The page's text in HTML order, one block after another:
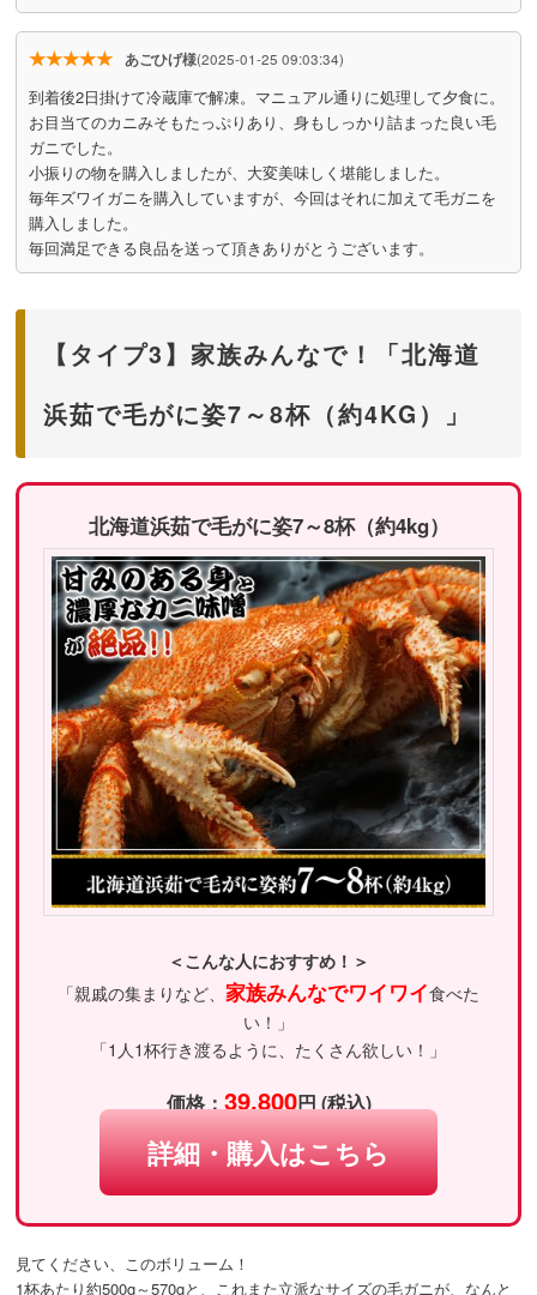
★★★★★ あごひげ様(2025-01-25 09:03:34)
到着後2日掛けて冷蔵庫で解凍。マニュアル通りに処理して夕食に。
お目当てのカニみそもたっぷりあり、身もしっかり詰まった良い毛
ガニでした。
小振りの物を購入しましたが、大変美味しく堪能しました。
毎年ズワイガニを購入していますが、今回はそれに加えて毛ガニを
購入しました。
毎回満足できる良品を送って頂きありがとうございます。
【タイプ3】家族みんなで！「北海道
浜茹で毛がに姿7～8杯（約4KG）」
北海道浜茹で毛がに姿7～8杯（約4kg）
＜こんな人におすすめ！＞
「親戚の集まりなど、 家族みんなでワイワイ食べた
い！」
「1人1杯行き渡るように、たくさん欲しい！」
価格：39,800円 (税込)
詳細・購入はこちら
見てください、このボリューム！
1杯あたり約500g～570gと、これまた立派なサイズの毛ガニが、なんと